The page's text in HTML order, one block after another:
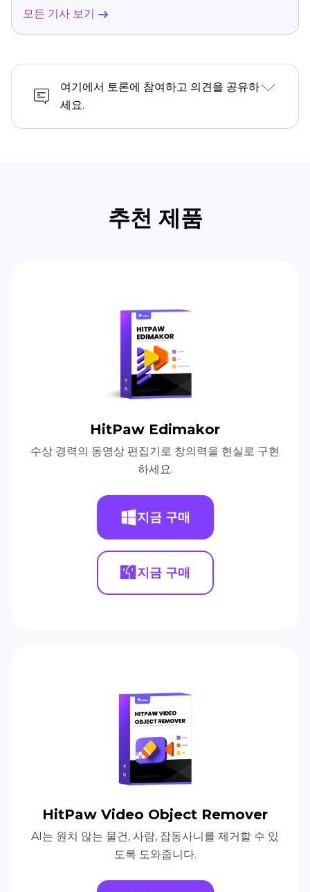
모든 기사 보기
여기에서 토론에 참여하고 의견을 공유하
세요.
추천 제품
HitPaw Edimakor
수상 경력의 동영상 편집기로 창의력을 현실로 구현
하세요.
지금 구매
지금 구매
HitPaw Video Object Remover
AI는 원치 않는 물건, 사람, 잡동사니를 제거할 수 있
도록 도와줍니다.